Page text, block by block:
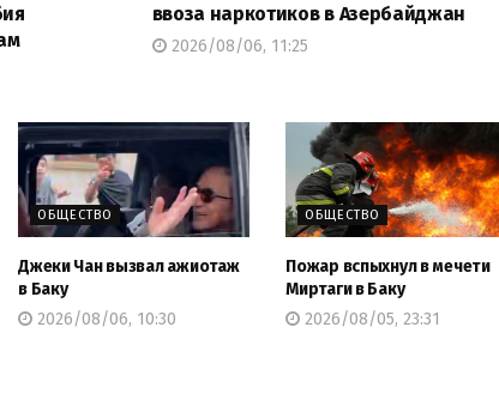
ввоза наркотиков в Азербайджан
2026/08/06, 11:25
ОБЩЕСТВО
Джеки Чан вызвал ажиотаж
в Баку
2026/08/06, 10:30
ОБЩЕСТВО
Пожар вспыхнул в мечети
Миртаги в Баку
2026/08/05, 23:31